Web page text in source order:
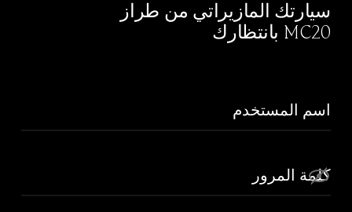
سيارتك المازيراتي من طراز
MC20 بانتظارك
اسم المستخدم
كلمة المرور